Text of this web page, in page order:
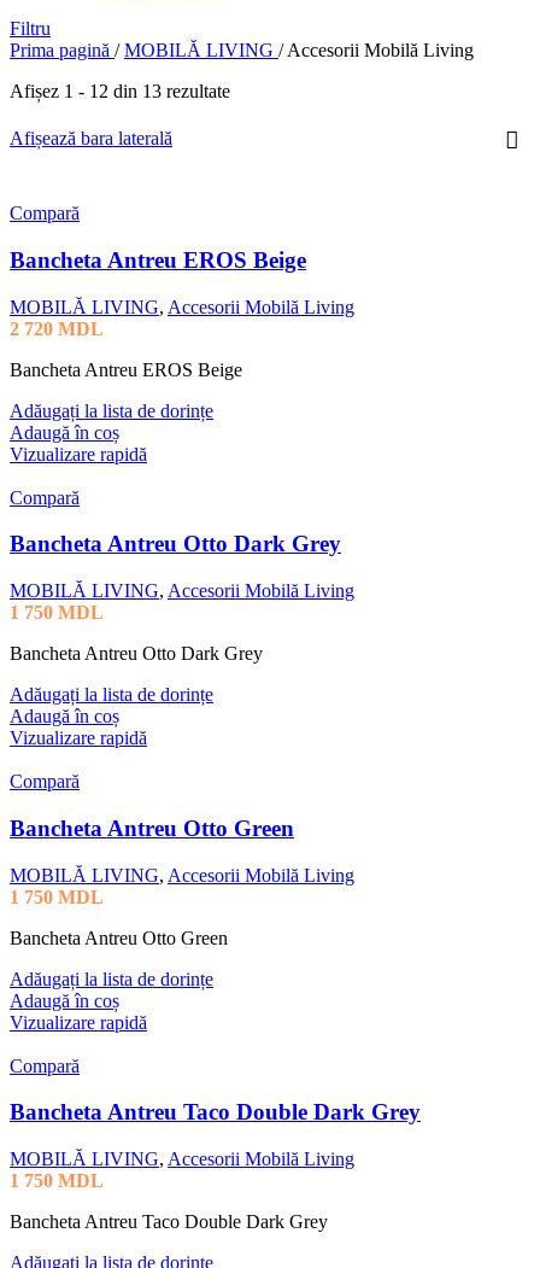
Filtru
Prima pagină / MOBILĂ LIVING / Accesorii Mobilă Living
Afișez 1 - 12 din 13 rezultate
Afișează bara laterală
Compară
Bancheta Antreu EROS Beige
MOBILĂ LIVING, Accesorii Mobilă Living
2 720 MDL
Bancheta Antreu EROS Beige
Adăugați la lista de dorințe
Adaugă în coș
Vizualizare rapidă
Compară
Bancheta Antreu Otto Dark Grey
MOBILĂ LIVING, Accesorii Mobilă Living
1 750 MDL
Bancheta Antreu Otto Dark Grey
Adăugați la lista de dorințe
Adaugă în coș
Vizualizare rapidă
Compară
Bancheta Antreu Otto Green
MOBILĂ LIVING, Accesorii Mobilă Living
1 750 MDL
Bancheta Antreu Otto Green
Adăugați la lista de dorințe
Adaugă în coș
Vizualizare rapidă
Compară
Bancheta Antreu Taco Double Dark Grey
MOBILĂ LIVING, Accesorii Mobilă Living
1 750 MDL
Bancheta Antreu Taco Double Dark Grey
Adăugați la lista de dorințe